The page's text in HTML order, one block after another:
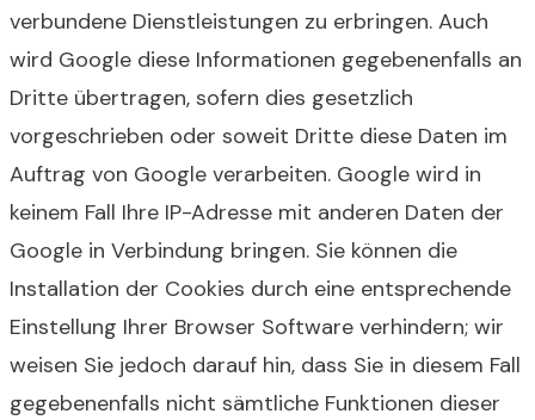
verbundene Dienstleistungen zu erbringen. Auch
wird Google diese Informationen gegebenenfalls an
Dritte übertragen, sofern dies gesetzlich
vorgeschrieben oder soweit Dritte diese Daten im
Auftrag von Google verarbeiten. Google wird in
keinem Fall Ihre IP-Adresse mit anderen Daten der
Google in Verbindung bringen. Sie können die
Installation der Cookies durch eine entsprechende
Einstellung Ihrer Browser Software verhindern; wir
weisen Sie jedoch darauf hin, dass Sie in diesem Fall
gegebenenfalls nicht sämtliche Funktionen dieser